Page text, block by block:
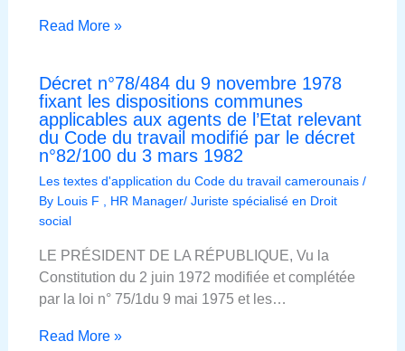
Read More »
Décret n°78/484 du 9 novembre 1978
fixant les dispositions communes
applicables aux agents de l’Etat relevant
du Code du travail modifié par le décret
n°82/100 du 3 mars 1982
Les textes d'application du Code du travail camerounais/
By Louis F , HR Manager/ Juriste spécialisé en Droit
social
LE PRÉSIDENT DE LA RÉPUBLIQUE, Vu la
Constitution du 2 juin 1972 modifiée et complétée
par la loi n° 75/1du 9 mai 1975 et les…
Read More »